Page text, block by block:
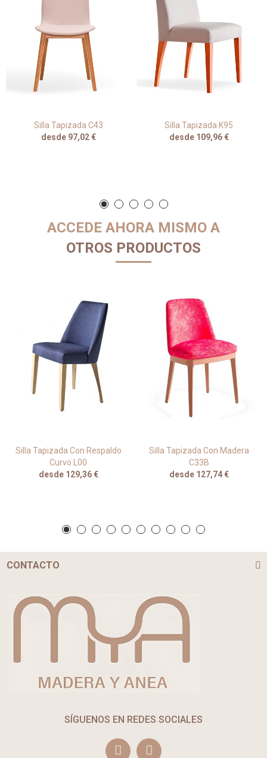
Silla Tapizada C43
desde 97,02 €
Silla Tapizada K95
desde 109,96 €
ACCEDE AHORA MISMO A
OTROS PRODUCTOS
Silla Tapizada Con Respaldo
Curvo L00
desde 129,36 €
Silla Tapizada Con Madera
C33B
desde 127,74 €
CONTACTO
SÍGUENOS EN REDES SOCIALES